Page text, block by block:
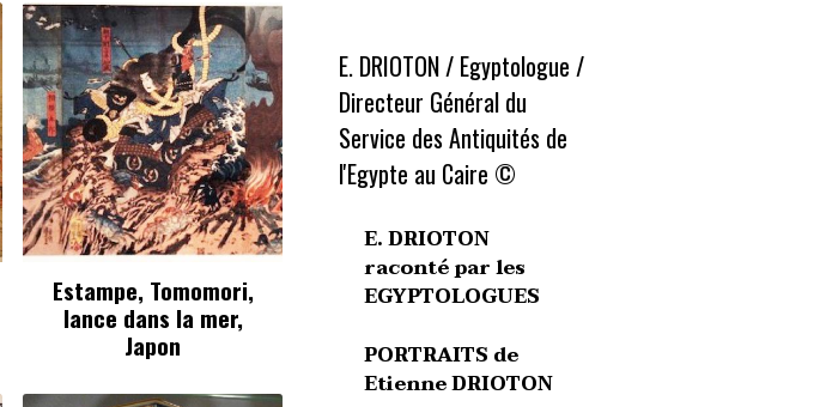
Estampe, Tomomori,
lance dans la mer,
Japon
E. DRIOTON / Egyptologue /
Directeur Général du
Service des Antiquités de
l'Egypte au Caire ©
E. DRIOTON
raconté par les
EGYPTOLOGUES
PORTRAITS de
Etienne DRIOTON